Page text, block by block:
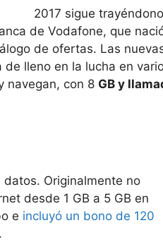
2017 sigue
de Vodafone, que
de ofertas. Las
lleno en la lucha en
navegan, con 8 GB y
Originalmente no
desde 1 GB a 5 GB en
e incluyó un bono de 120
.